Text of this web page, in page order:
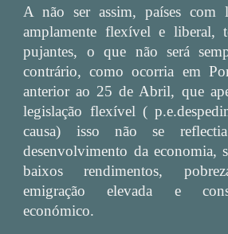
A não ser assim, países com
amplamente flexível e liberal,
pujantes, o que não será
contrário, como ocorria em
anterior ao 25 de Abril, que
legislação flexível (
causa) isso não se
desenvolvimento da economia,
baixos rendimentos,
emigração elevada e
económico.